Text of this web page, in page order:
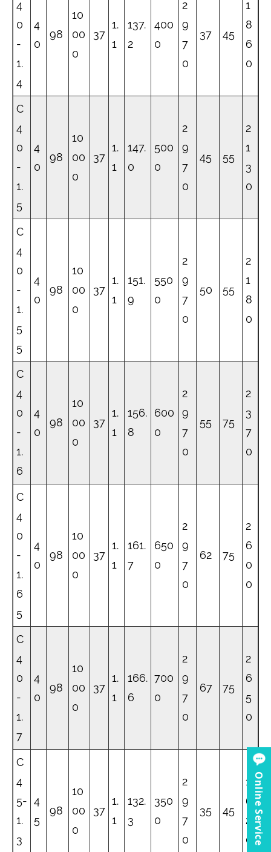
4
0
-
1.
4
4
0
98
10
00
0
37
1.
1
137.
2
400
0
2
9
7
0
37 45
1
8
6
0
C
4
0
-
1.
5
4
0
98
10
00
0
37
1.
1
147.
0
500
0
2
9
7
0
45 55
2
1
3
0
C
4
0
-
1.
5
5
4
0
98
10
00
0
37
1.
1
151.
9
550
0
2
9
7
0
50 55
2
1
8
0
C
4
0
-
1.
6
4
0
98
10
00
0
37
1.
1
156.
8
600
0
2
9
7
0
55 75
2
3
7
0
C
4
0
-
1.
6
5
4
0
98
10
00
0
37
1.
1
161.
7
650
0
2
9
7
0
62 75
2
6
0
0
C
4
0
-
1.
7
4
0
98
10
00
0
37
1.
1
166.
6
700
0
2
9
7
0
67 75
2
6
5
0
C
4
5-
1.
3
4
5
98
10
00
0
37
1.
1
132.
3
350
0
2
9
7
0
35 45
1
6
2
0
Online Service